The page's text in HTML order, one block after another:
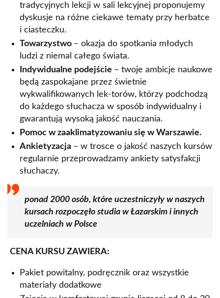
tradycyjnych lekcji w sali lekcyjnej proponujemy
dyskusje na różne ciekawe tematy przy herbatce
i ciasteczku.
Towarzystwo – okazja do spotkania młodych
ludzi z niemal całego świata.
Indywidualne podejście – twoje ambicje naukowe
będą zaspokajane przez świetnie
wykwalifikowanych lek-torów, którzy podchodzą
do każdego słuchacza w sposób indywidualny i
gwarantują wysoką jakość nauczania.
Pomoc w zaaklimatyzowaniu się w Warszawie.
Ankietyzacja – w trosce o jakość naszych kursów
regularnie przeprowadzamy ankiety satysfakcji
słuchaczy.
ponad 2000 osób, które uczestniczyły w naszych
kursach rozpoczęło studia w Łazarskim i innych
uczelniach w Polsce
CENA KURSU ZAWIERA:
Pakiet powitalny, podręcznik oraz wszystkie
materiały dodatkowe